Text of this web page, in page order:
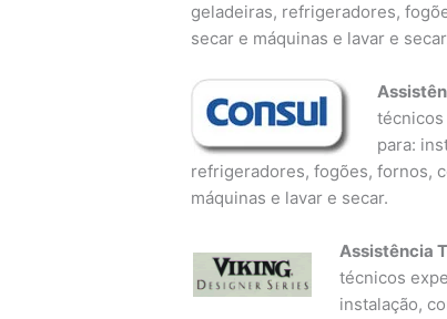
geladeiras, refrigeradores,
secar e máquinas e lavar e
para:
refrigeradores, fogões, fornos,
máquinas e lavar e secar.
Assistência
técnicos
instalação,